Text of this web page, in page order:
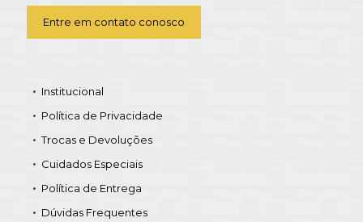
Entre em contato conosco
Institucional
Política de Privacidade
Trocas e Devoluções
Cuidados Especiais
Política de Entrega
Dúvidas Frequentes